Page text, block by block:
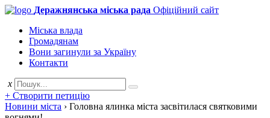
Деражнянська міська рада Офіційний сайт
Міська влада
Громадянам
Вони загинули за Україну
Контакти
x
+ Створити петицію
Новини міста › Головна ялинка міста засвітилася святковими